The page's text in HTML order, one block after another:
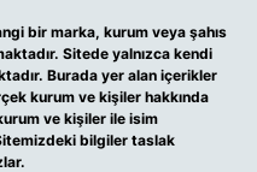
bir marka, kurum veya şahıs
Sitede yalnızca kendi
Burada yer alan içerikler
kurum ve kişiler hakkında
ve kişiler ile isim
bilgiler taslak